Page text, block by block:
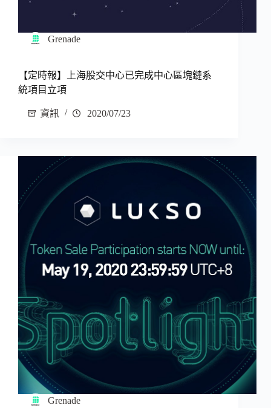
Grenade
【定時報】上海股交中心已完成中心區塊鏈系
統項目立項
資訊 2020/07/23
Grenade